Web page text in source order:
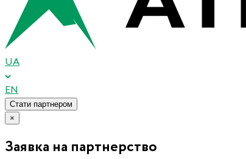
UA
EN
Стати партнером
×
Заявка на партнерство